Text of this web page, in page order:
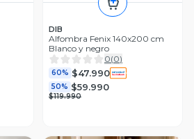
DIB
Alfombra Fenix 140x200 cm
Blanco y negro
0(0)
60% $47.990
50% $59.990
$119.990